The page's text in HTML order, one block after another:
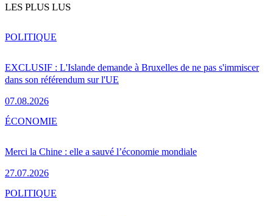
LES PLUS LUS
EXCLUSIF : L'Islande demande à Bruxelles de ne pas s'immiscer
dans son référendum sur l'UE
07.08.2026
POLITIQUE
Merci la Chine : elle a sauvé l’économie mondiale
27.07.2026
ÉCONOMIE
POLITIQUE